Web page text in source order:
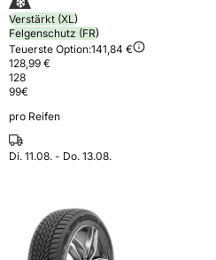
Verstärkt (XL)
Felgenschutz (FR)
Teuerste Option:141,84 €
128,99 €
128
99€
pro Reifen
Di. 11.08. - Do. 13.08.